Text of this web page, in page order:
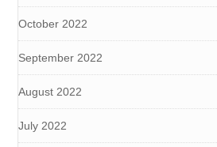
October 2022
September 2022
August 2022
July 2022